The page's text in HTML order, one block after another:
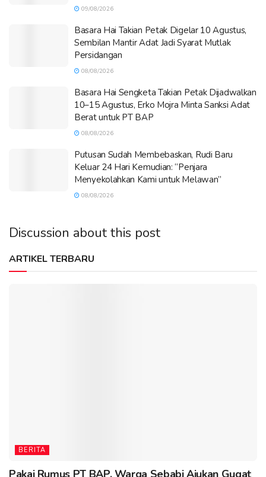
09/08/2026
Basara Hai Takian Petak Digelar 10 Agustus,
Sembilan Mantir Adat Jadi Syarat Mutlak
Persidangan
08/08/2026
Basara Hai Sengketa Takian Petak Dijadwalkan
10–15 Agustus, Erko Mojra Minta Sanksi Adat
Berat untuk PT BAP
08/08/2026
Putusan Sudah Membebaskan, Rudi Baru
Keluar 24 Hari Kemudian: “Penjara
Menyekolahkan Kami untuk Melawan”
08/08/2026
Discussion about this post
ARTIKEL TERBARU
BERITA
Pakai Rumus PT BAP, Warga Sebabi Ajukan Gugat